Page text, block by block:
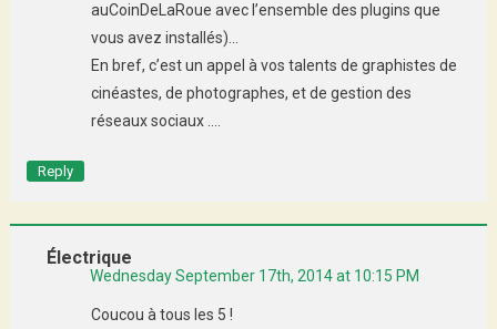
auCoinDeLaRoue avec l’ensemble des plugins que
vous avez installés)…
En bref, c’est un appel à vos talents de graphistes de
cinéastes, de photographes, et de gestion des
réseaux sociaux ….
Reply
Électrique
Wednesday September 17th, 2014 at 10:15 PM
Coucou à tous les 5 !